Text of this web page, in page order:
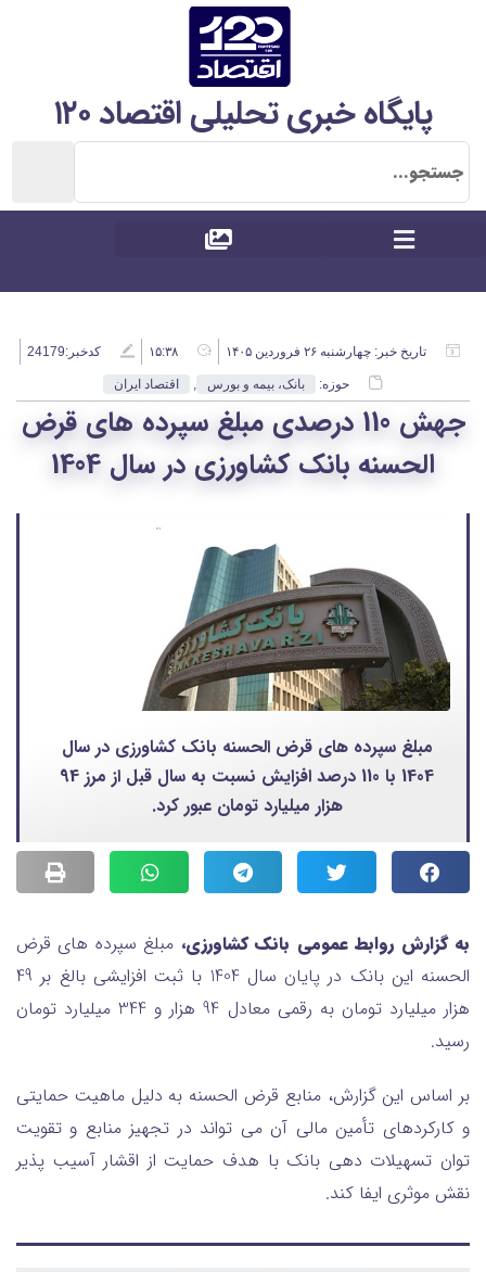
پایگاه خبری تحلیلی اقتصاد ۱۲۰
تاریخ خبر: چهارشنبه ۲۶ فروردین ۱۴۰۵ ۱۵:۳۸ کدخبر:24179
حوزه: بانک، بیمه و بورس , اقتصاد ایران
جهش 110 درصدی مبلغ سپرده های قرض
الحسنه بانک کشاورزی در سال 1404
مبلغ سپرده های قرض الحسنه بانک کشاورزی در سال
1404 با 110 درصد افزایش نسبت به سال قبل از مرز 94
هزار میلیارد تومان عبور کرد.
به گزارش روابط عمومی بانک کشاورزی، مبلغ سپرده های قرض
الحسنه این بانک در پایان سال 1404 با ثبت افزایشی بالغ بر 49
هزار میلیارد تومان به رقمی معادل 94 هزار و 344 میلیارد تومان
رسید.
بر اساس این گزارش، منابع قرض الحسنه به دلیل ماهیت حمایتی
و کارکردهای تأمین مالی آن می تواند در تجهیز منابع و تقویت
توان تسهیلات دهی بانک با هدف حمایت از اقشار آسیب پذیر
نقش موثری ایفا کند.